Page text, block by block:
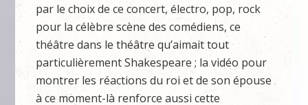
par le choix de ce concert, électro, pop, rock
pour la célèbre scène des comédiens, ce
théâtre dans le théâtre qu’aimait tout
particulièrement Shakespeare ; la vidéo pour
montrer les réactions du roi et de son épouse
à ce moment-là renforce aussi cette